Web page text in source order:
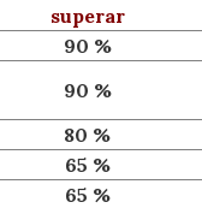
superar
90 %
90 %
80 %
65 %
65 %